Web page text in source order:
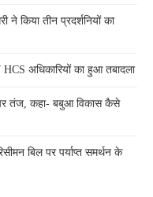
ने किया तीन प्रदर्शनियों का
अधिकारियों का हुआ तबादला
पर तंज, कहा- बबुआ विकास कैसे
बिल पर पर्याप्त समर्थन के